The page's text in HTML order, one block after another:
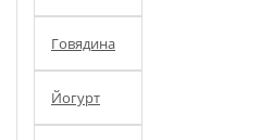
Говядина
Йогурт